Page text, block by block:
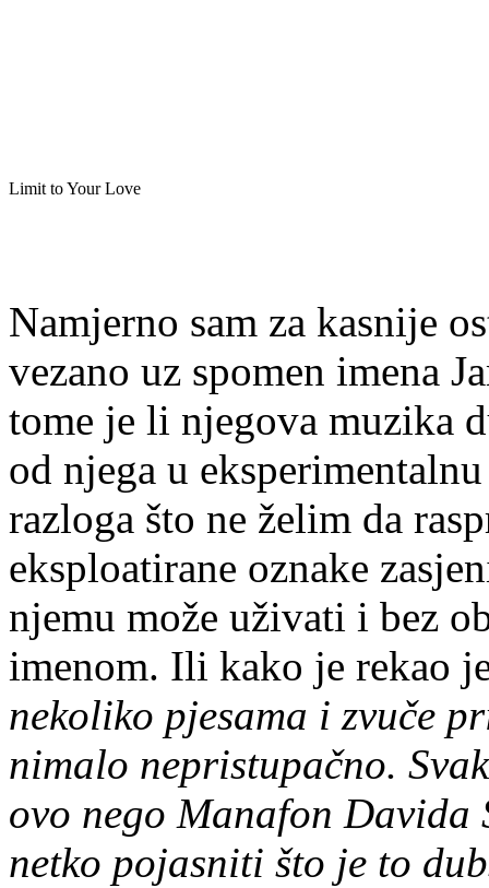
Limit to Your Love
Namjerno sam za kasnije
vezano uz spomen imena
tome je li njegova muzika
od njega u
razloga što ne želim da
eksploatirane oznake
njemu može uživati i bez
imenom. Ili kako je rekao
nekoliko pjesama i zvuče
nimalo nepristupačno.
ovo nego Manafon
netko pojasniti što je to